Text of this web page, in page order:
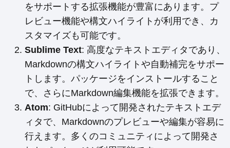
をサポートする拡張機能が豊富にあります。プ
レビュー機能や構文ハイライトが利用でき、カ
スタマイズも可能です。
Sublime Text: 高度なテキストエディタであり、
Markdownの構文ハイライトや自動補完をサポー
トします。パッケージをインストールすること
で、さらにMarkdown編集機能を拡張できます。
Atom: GitHubによって開発されたテキストエデ
ィタで、Markdownのプレビューや編集が容易に
行えます。多くのコミュニティによって開発さ